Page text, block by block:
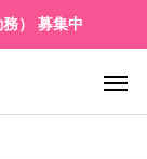
務） 募集中